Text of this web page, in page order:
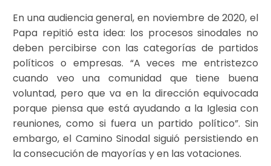
En una audiencia general, en noviembre de 2020, el
Papa repitió esta idea: los procesos sinodales no
deben percibirse con las categorías de partidos
políticos o empresas. “A veces me entristezco
cuando veo una comunidad que tiene buena
voluntad, pero que va en la dirección equivocada
porque piensa que está ayudando a la Iglesia con
reuniones, como si fuera un partido político”. Sin
embargo, el Camino Sinodal siguió persistiendo en
la consecución de mayorías y en las votaciones.